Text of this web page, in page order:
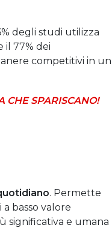
degli studi utilizza
77% dei
competitivi in un
CHE SPARISCANO!
. Permette
basso valore
significativa e umana